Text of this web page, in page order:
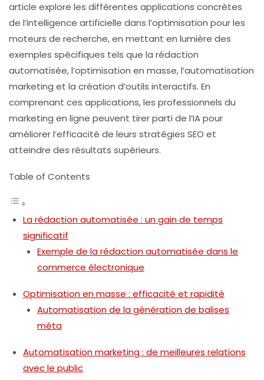
article explore les différentes applications concrètes
de l’intelligence artificielle dans l’optimisation pour les
moteurs de recherche, en mettant en lumière des
exemples spécifiques tels que la rédaction
automatisée, l’optimisation en masse, l’automatisation
marketing et la création d’outils interactifs. En
comprenant ces applications, les professionnels du
marketing en ligne peuvent tirer parti de l’IA pour
améliorer l’efficacité de leurs stratégies SEO et
atteindre des résultats supérieurs.
Table of Contents
La rédaction automatisée : un gain de temps
significatif
Exemple de la rédaction automatisée dans le
commerce électronique
Optimisation en masse : efficacité et rapidité
Automatisation de la génération de balises
méta
Automatisation marketing : de meilleures relations
avec le public